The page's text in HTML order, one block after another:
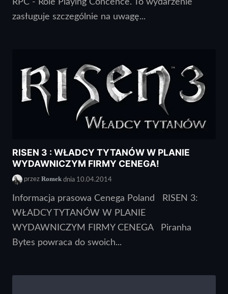
RPC - Role Playing Concence. To wydarzenie
zasługuje szczególnie na uwagę...
RISEN 3 : WŁADCY TYTANÓW W PLANIE
WYDAWNICZYM FIRMY CENEGA!
przez Romek dnia 10.04.2014
Informacja prasowa Cenega Poland RISEN 3:
WŁADCY TYTANÓW W PLANIE
WYDAWNICZYM FIRMY CENEGA Piranha
Bytes powraca do swoich...